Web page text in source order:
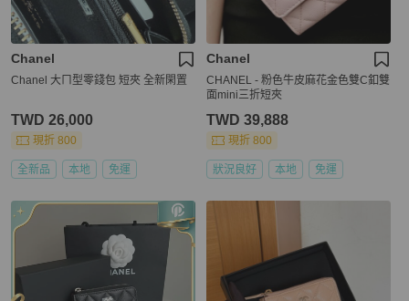
Chanel
Chanel 大ㄇ型零錢包 短夾 全新閑置
TWD 26,000
現折 800
全新品 本地 免運
Chanel
CHANEL - 粉色牛皮麻花金色雙C釦雙
面mini三折短夾
TWD 39,888
現折 800
狀況良好 本地 免運